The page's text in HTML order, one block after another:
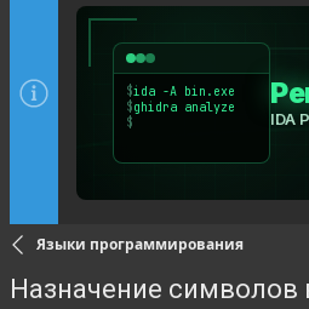
Языки программирования
Назначение символов